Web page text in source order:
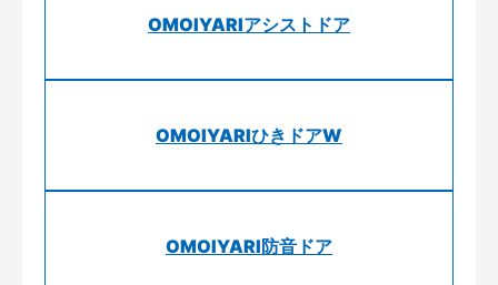
OMOIYARIアシストドア
OMOIYARIひきドアW
OMOIYARI防音ドア